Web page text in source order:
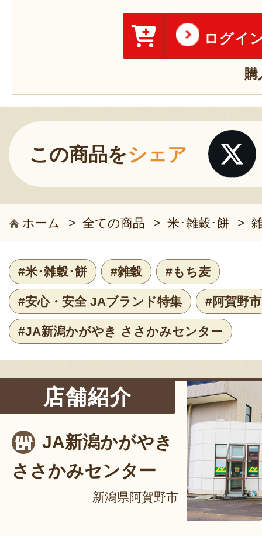
ログイ
購
この商品をシェア
ホーム > 全ての商品 > 米･雑穀･餅 >
#米･雑穀･餅 #雑穀 #もち麦
#安心・安全 JAブランド特集 #阿賀野市
#JA新潟かがやき ささかみセンター
店舗紹介
JA新潟かがやき
ささかみセンター
新潟県阿賀野市